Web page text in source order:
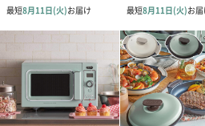
グレージュ
商品詳細情報
外装サイズ
幅4.5cmX縦13cmX高さ